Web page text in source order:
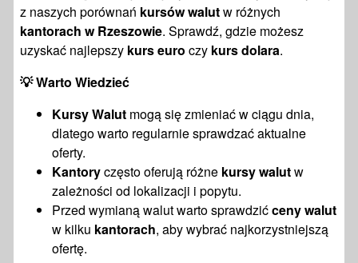
z naszych porównań kursów walutw różnych
kantorach w Rzeszowie. Sprawdź, gdzie możesz
uzyskać najlepszy kurs euro czy kurs dolara.
💡Warto Wiedzieć
Kursy Walut mogą się zmieniać w ciągu dnia,
dlatego warto regularnie sprawdzać aktualne
oferty.
Kantoryczęsto oferują różne kursy walutw
zależności od lokalizacji i popytu.
Przed wymianą walut warto sprawdzićceny walut
w kilku kantorach, aby wybrać najkorzystniejszą
ofertę.